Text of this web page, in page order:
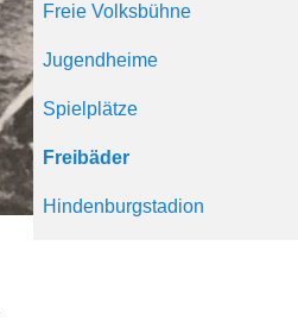
Freie Volksbühne
Jugendheime
Spielplätze
Freibäder
Hindenburgstadion